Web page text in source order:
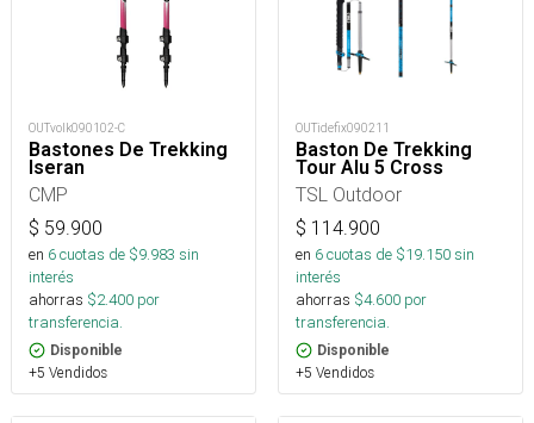
OUTvolk090102-C
Bastones De Trekking
Iseran
CMP
$ 59.900
en 6cuotas de $9.983 sin
interés
ahorras $2.400 por
transferencia.
Disponible
+5 Vendidos
OUTidefix090211
Baston De Trekking
Tour Alu 5 Cross
TSL Outdoor
$ 114.900
en 6cuotas de $19.150sin
interés
ahorras $4.600 por
transferencia.
Disponible
+5 Vendidos